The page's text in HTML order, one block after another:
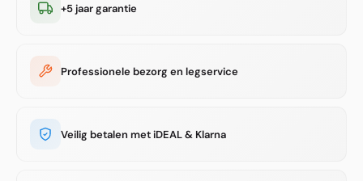
+5 jaar garantie
Professionele bezorg en legservice
Veilig betalen met iDEAL & Klarna